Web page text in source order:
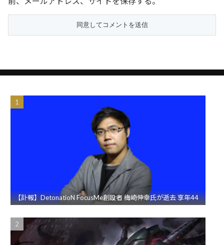
【訃報】DetonatioN FocusMe創設者 梅崎伸幸氏が逝去 享年44